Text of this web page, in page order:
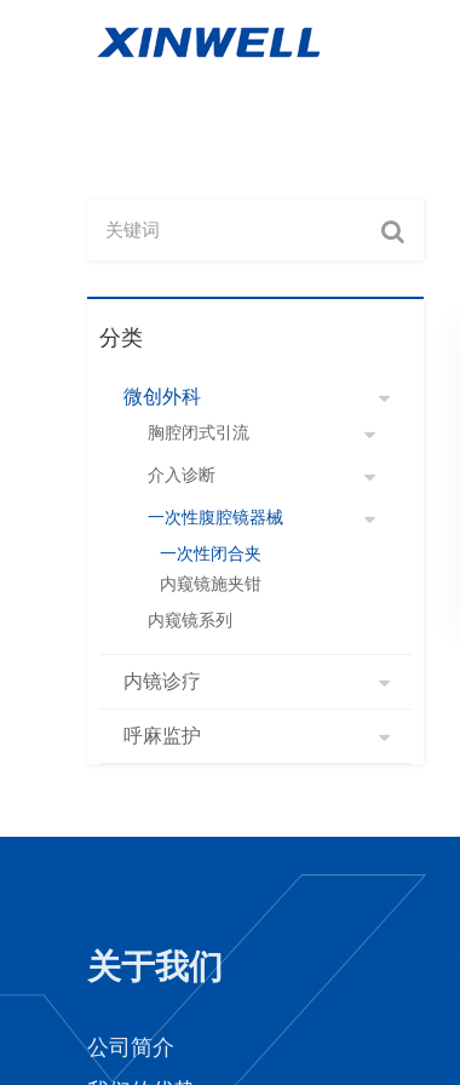
分类
微创外科
胸腔闭式引流
介入诊断
一次性腹腔镜器械
一次性闭合夹
内窥镜施夹钳
内窥镜系列
内镜诊疗
呼麻监护
关于我们
公司简介